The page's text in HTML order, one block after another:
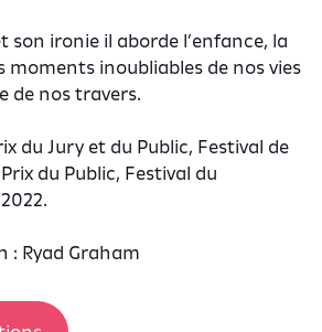
son ironie il aborde l’enfance, la
moments inoubliables de nos vies
de nos travers.
du Jury et du Public, Festival de
du Public, Festival du
: Ryad Graham